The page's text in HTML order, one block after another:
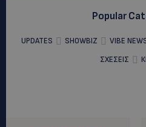
Popular
UPDATES SHOWBIZ VIBE
ΣΧΕΣΕΙΣ